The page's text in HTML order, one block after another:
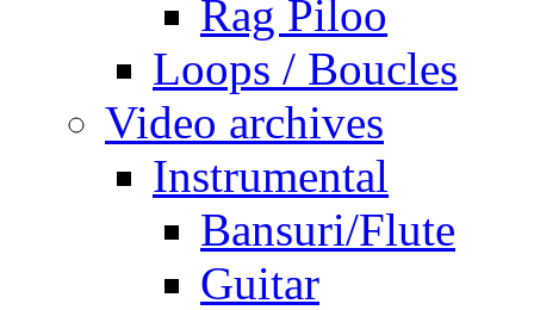
Rag Piloo
Loops / Boucles
Video archives
Instrumental
Bansuri/Flute
Guitar